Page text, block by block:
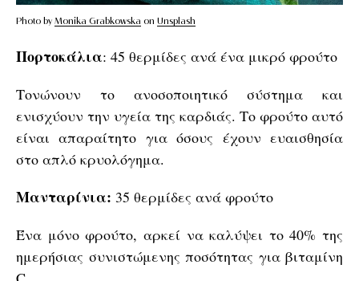
Photo by Monika Grabkowska on Unsplash
Πορτοκάλια: 45 θερμίδες ανά ένα μικρό φρούτο
Τονώνουν το ανοσοποιητικό σύστημα και
ενισχύουν την υγεία της καρδιάς. Το φρούτο αυτό
είναι απαραίτητο για όσους έχουν ευαισθησία
στο απλό κρυολόγημα.
Μανταρίνια: 35 θερμίδες ανά φρούτο
Ένα μόνο φρούτο, αρκεί να καλύψει το 40% της
ημερήσιας συνιστώμενης ποσότητας για βιταμίνη